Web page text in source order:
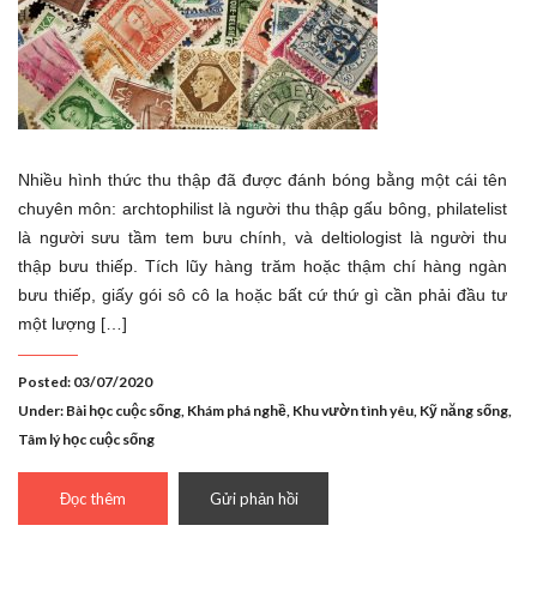
Nhiều hình thức thu thập đã được đánh bóng bằng một cái tên
chuyên môn: archtophilist là người thu thập gấu bông, philatelist
là người sưu tầm tem bưu chính, và deltiologist là người thu
thập bưu thiếp. Tích lũy hàng trăm hoặc thậm chí hàng ngàn
bưu thiếp, giấy gói sô cô la hoặc bất cứ thứ gì cần phải đầu tư
một lượng […]
Posted: 03/07/2020
Under: Bài học cuộc sống, Khám phá nghề, Khu vườn tình yêu, Kỹ năng sống,
Tâm lý học cuộc sống
Đọc thêm Gửi phản hồi